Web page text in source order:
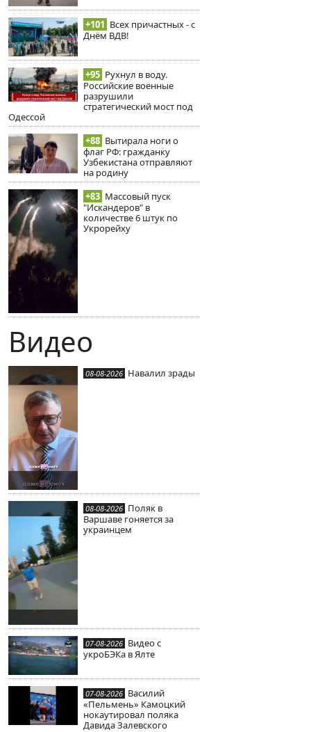
+101 Всех причастных - с
Днём ВДВ!
+95 Рухнул в воду.
Российские военные
разрушили
стратегический мост под
Одессой
+88 Вытирала ноги о
флаг РФ: гражданку
Узбекистана отправляют
на родину
+83 Массовый пуск
"Искандеров" в
количестве 6 штук по
Укрорейху
Видео
08-08-2026 Навалил зрады
08-08-2026 Поляк в
Варшаве гоняется за
украинцем
07-08-2026 Видео с
укроБЭКа в Ялте
07-08-2026 Василий
«Пельмень» Камоцкий
нокаутировал поляка
Давида Залевского